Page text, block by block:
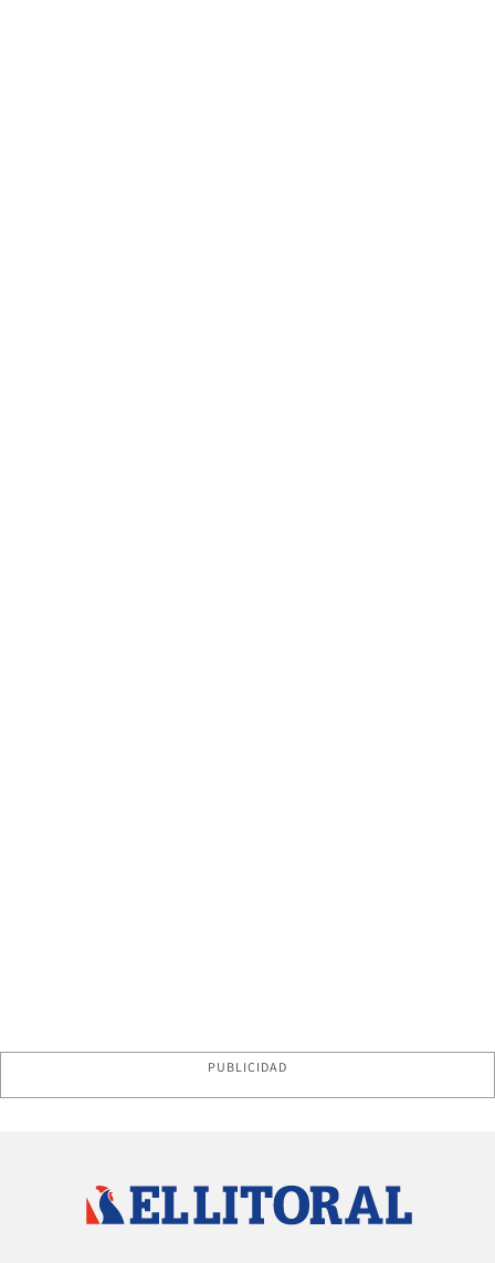
PUBLICIDAD